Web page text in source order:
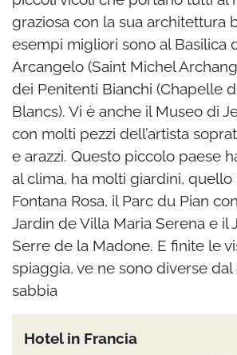
graziosa con la sua architettura
esempi migliori sono al Basilica
Arcangelo (Saint Michel
dei Penitenti Bianchi (Chapelle
Blancs). Vi è anche il Museo di
con molti pezzi dell’artista
e arazzi. Questo piccolo paese
al clima, ha molti giardini, quello
Fontana Rosa, il Parc du Pian
Jardin de Villa Maria Serena e il
Serre de la Madone. E finite le
spiaggia, ve ne sono diverse
sabbia
Hotel in Francia